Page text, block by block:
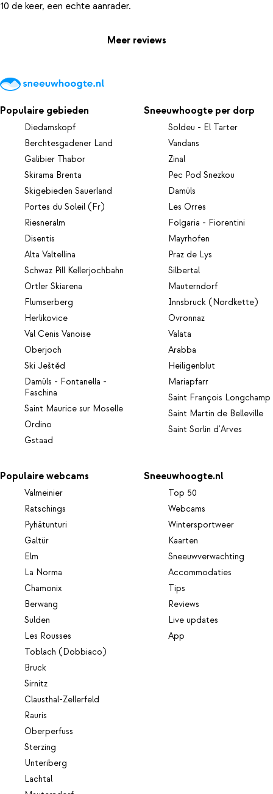
Meer reviews
Populaire gebieden
Diedamskopf
Berchtesgadener Land
Galibier Thabor
Skirama Brenta
Skigebieden Sauerland
Portes du Soleil (Fr)
Riesneralm
Disentis
Alta Valtellina
Schwaz Pill Kellerjochbahn
Ortler Skiarena
Flumserberg
Herlikovice
Val Cenis Vanoise
Oberjoch
Ski Ještěd
Damüls - Fontanella -
Faschina
Saint Maurice sur Moselle
Ordino
Gstaad
Sneeuwhoogte per dorp
Soldeu - El Tarter
Vandans
Zinal
Pec Pod Snezkou
Damüls
Les Orres
Folgaria - Fiorentini
Mayrhofen
Praz de Lys
Silbertal
Mauterndorf
Innsbruck (Nordkette)
Ovronnaz
Valata
Arabba
Heiligenblut
Mariapfarr
Saint François Longchamp
Saint Martin de Belleville
Saint Sorlin d'Arves
Populaire webcams
Valmeinier
Ratschings
Pyhätunturi
Galtür
Elm
La Norma
Chamonix
Berwang
Sulden
Les Rousses
Toblach (Dobbiaco)
Bruck
Sirnitz
Clausthal-Zellerfeld
Rauris
Oberperfuss
Sterzing
Unteriberg
Lachtal
Sneeuwhoogte.nl
Top 50
Webcams
Wintersportweer
Kaarten
Sneeuwverwachting
Accommodaties
Tips
Reviews
Live updates
App